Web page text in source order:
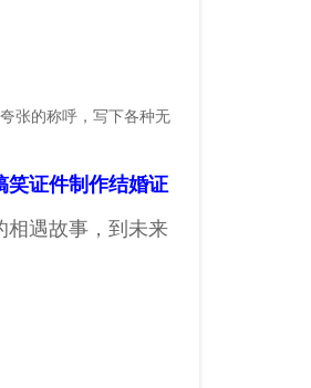
张的称呼，写下各种无
笑证件制作结婚证
相遇故事，到未来